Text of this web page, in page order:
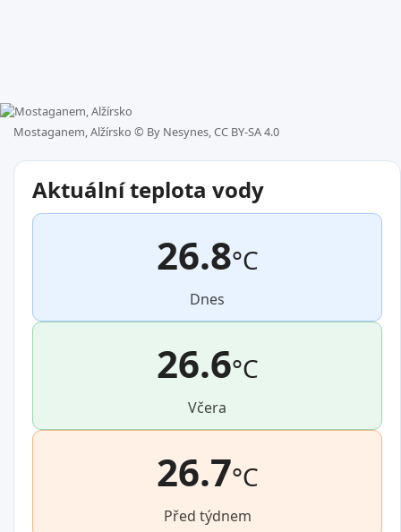
Mostaganem, Alžírsko © By Nesynes, CC BY-SA 4.0
Aktuální teplota vody
26.8°C
Dnes
26.6°C
Včera
26.7°C
Před týdnem